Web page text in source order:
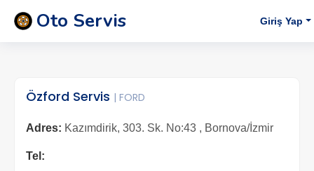
Oto Servis Giriş Yap
Özford Servis | FORD
Adres: Kazımdirik, 303. Sk. No:43 , Bornova/İzmir
Tel: